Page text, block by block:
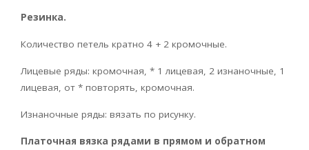
Резинка.
Количество петель кратно 4 + 2 кромочные.
Лицевые ряды: кромочная, * 1 лицевая, 2 изнаночные, 1
лицевая, от * повторять, кромочная.
Изнаночные ряды: вязать по рисунку.
Платочная вязка рядами в прямом и обратном